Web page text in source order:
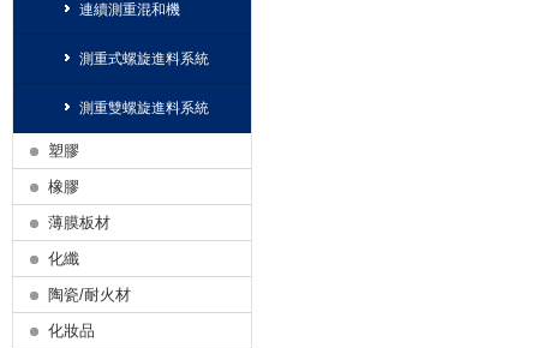
連續測重混和機
測重式螺旋進料系統
測重雙螺旋進料系統
塑膠
橡膠
薄膜板材
化纖
陶瓷/耐火材
化妝品